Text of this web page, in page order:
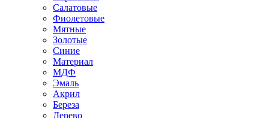
Салатовые
Фиолетовые
Мятные
Золотые
Синие
Материал
МДФ
Эмаль
Акрил
Береза
Дерево